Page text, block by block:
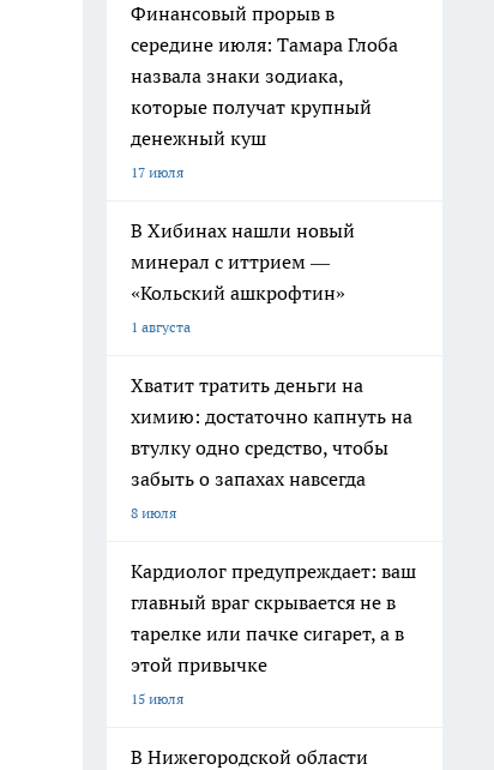
Финансовый прорыв в
середине июля: Тамара Глоба
назвала знаки зодиака,
которые получат крупный
денежный куш
17 июля
В Хибинах нашли новый
минерал с иттрием —
«Кольский ашкрофтин»
1 августа
Хватит тратить деньги на
химию: достаточно капнуть на
втулку одно средство, чтобы
забыть о запахах навсегда
8 июля
Кардиолог предупреждает: ваш
главный враг скрывается не в
тарелке или пачке сигарет, а в
этой привычке
15 июля
В Нижегородской области